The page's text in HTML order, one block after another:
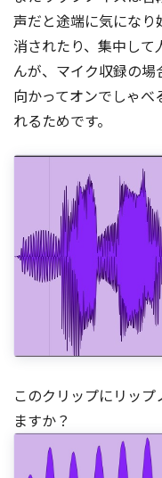
声だと途端に気になり
消されたり、集中し
んが、マイク収録の
向かってオンでしゃべ
れるためです。
このクリップにリッ
ますか？